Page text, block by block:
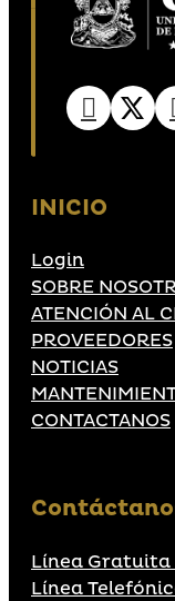
INICIO
Login
SOBRE
ATENCIÓN AL
PROVEEDORES
NOTICIAS
CONTACTANOS
Línea Gratuita
Línea